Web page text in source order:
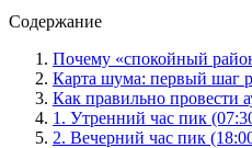
Содержание
Почему «спокойный
Карта шума: первый шаг
Как правильно провести
1. Утренний час пик
2. Вечерний час пик